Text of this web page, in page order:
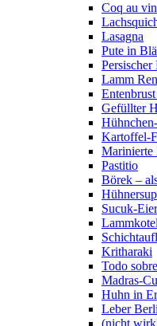
Coq au vin
Lasagna
Pute in
Persischer
Lamm
Gefüllter
Kartoffel-
Marinierte
Pastitio
Börek –
Sucuk-Eier
Kritharaki
Todo
Madras-
Huhn in
Leber